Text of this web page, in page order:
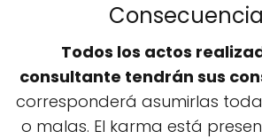
Todos los actos
consultante tendrán sus
corresponderá asumirlas
o malas. El karma está